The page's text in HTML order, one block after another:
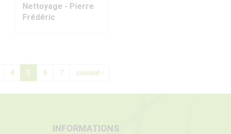
Nettoyage - Pierre
Frédéric
4 5 6 7 suivant ›
INFORMATIONS